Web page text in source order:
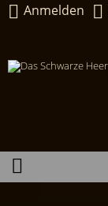
Anmelden